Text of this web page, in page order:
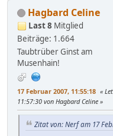
Hagbard Celine
Last 8 Mitglied
Beiträge: 1.664
Taubtrüber Ginst am
Musenhain!
17 Februar 2007, 11:55:18
11:57:30 von Hagbard Celine
Zitat von: Nerf am 17